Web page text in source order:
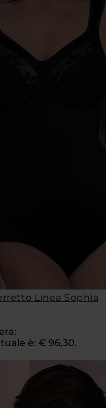
Linea Sophia
è: € 96,30.